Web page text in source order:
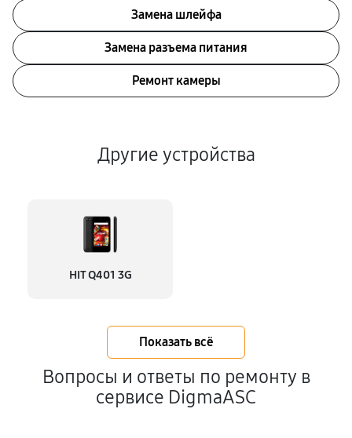
Замена шлейфа
Замена разъема питания
Ремонт камеры
Другие устройства
HIT Q401 3G
Показать всё
Вопросы и ответы по ремонту в
сервисе DigmaASC